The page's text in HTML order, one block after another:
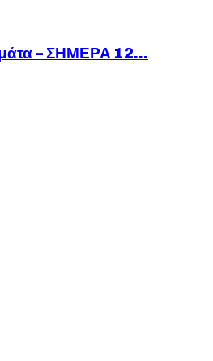
– ΣΗΜΕΡΑ 12...